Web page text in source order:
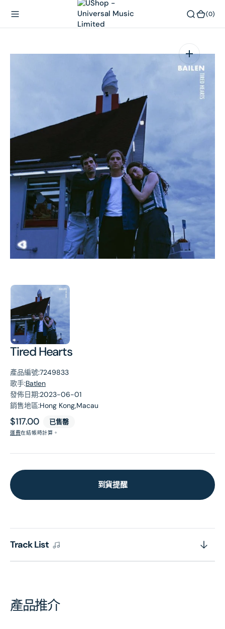
(0)
Tired Hearts
產品編號:7249833
歌手:Batlen
發佈日期:2023-06-01
銷售地區:Hong Kong,Macau
原
價
$117.00 已售罄
運費在結帳時計算。
到貨提醒
Track List
在
相
簿
中
開
張
產品推介